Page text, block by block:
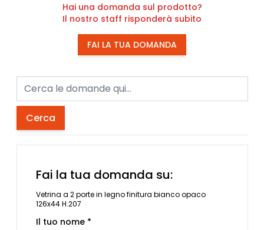
Hai una domanda sul prodotto?
Il nostro staff risponderà subito
FAI LA TUA DOMANDA
Cerca
Fai la tua domanda su:
Vetrina a 2 porte in legno finitura bianco opaco
126x44 H.207
Il tuo nome *